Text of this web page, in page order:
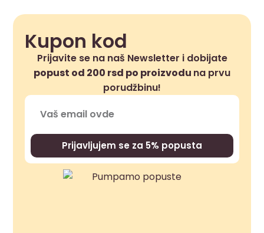
Kupon kod
Prijavite se na naš Newsletter i dobijate
popust od 200 rsd po proizvodu na prvu
porudžbinu!
Prijavljujem se za 5% popusta